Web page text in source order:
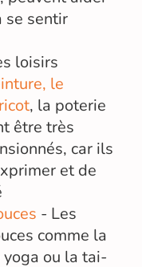
se sentir
loisirs
le
, la poterie
être très
car ils
et de
- Les
comme la
ou la tai-